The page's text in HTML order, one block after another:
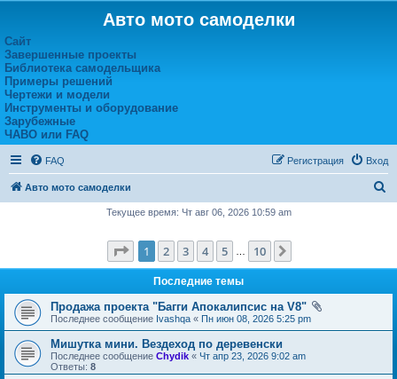
Авто мото самоделки
Сайт
Завершенные проекты
Библиотека самодельщика
Примеры решений
Чертежи и модели
Инструменты и оборудование
Зарубежные
ЧАВО или FAQ
FAQ Вход
Регистрация
Авто мото самоделки
к
Текущее время: Чт авг 06, 2026 10:59 am
Страница из 10
1 2 3 4 5 10
Последние темы
Продажа проекта "Багги Апокалипсис на V8"
Последнее сообщение Ivashqa « Пн июн 08, 2026 5:25 pm
Мишутка мини. Вездеход по деревенски
Последнее сообщение Chydik « Чт апр 23, 2026 9:02 am
Ответы: 8